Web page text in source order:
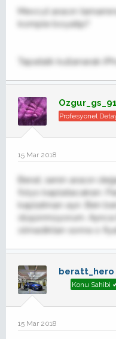
Mevcut aracın
komple boyatıp?
Tapatalk kullanarak
Ozgur_gs_91
Profesyonel
15 Mar 2018
Berat, senin aracın
folyo kaplatacaksın.
kaplatman ayrı. Ben
düşünmüyorum.
olmadıktan sonra o
beratt_hero
Konu Sahibi
15 Mar 2018